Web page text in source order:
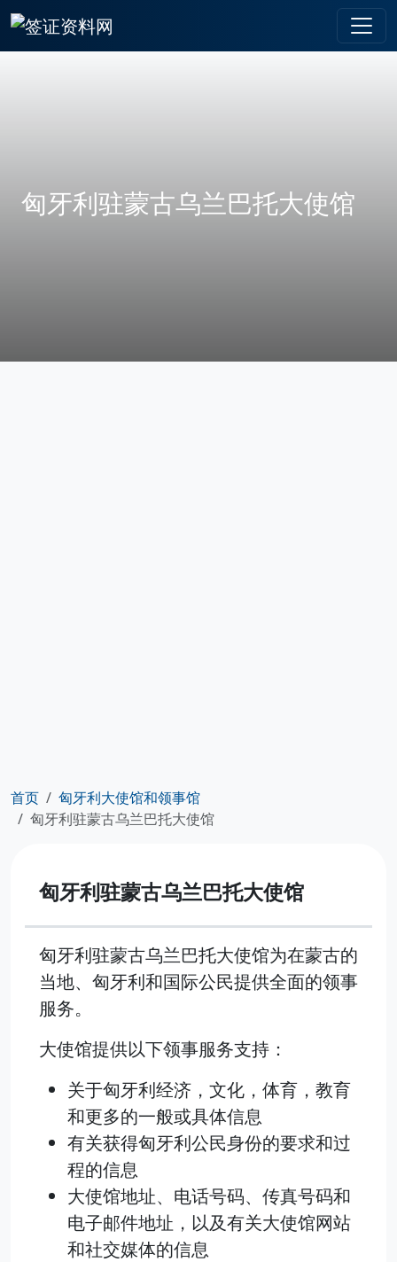
匈牙利驻蒙古乌兰巴托大使馆
首页
匈牙利大使馆和领事馆
匈牙利驻蒙古乌兰巴托大使馆
匈牙利驻蒙古乌兰巴托大使馆
匈牙利驻蒙古乌兰巴托大使馆为在蒙古的
当地、匈牙利和国际公民提供全面的领事
服务。
大使馆提供以下领事服务支持：
关于匈牙利经济，文化，体育，教育
和更多的一般或具体信息
有关获得匈牙利公民身份的要求和过
程的信息
大使馆地址、电话号码、传真号码和
电子邮件地址，以及有关大使馆网站
和社交媒体的信息